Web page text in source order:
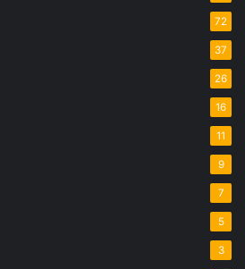
72
37
26
16
11
9
7
5
3